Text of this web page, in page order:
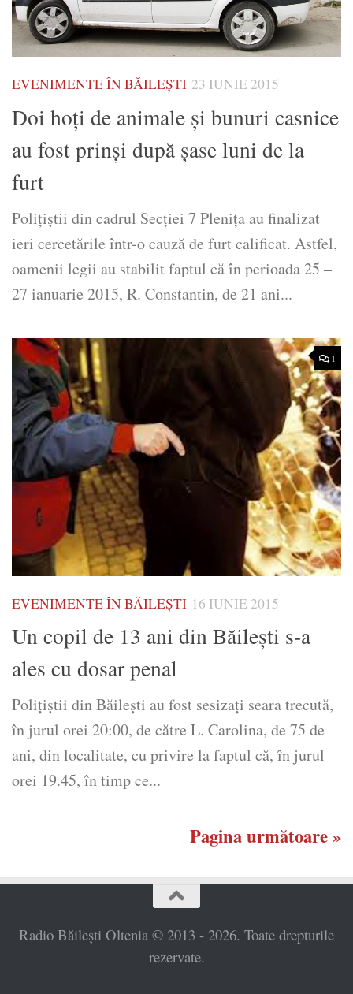
EVENIMENTE ÎN BĂILEȘTI 23 IUNIE 2015
Doi hoţi de animale şi bunuri casnice
au fost prinşi după şase luni de la
furt
Poliţiştii din cadrul Secţiei 7 Pleniţa au finalizat
ieri cercetările într-o cauză de furt calificat. Astfel,
oamenii legii au stabilit faptul că în perioada 25 –
27 ianuarie 2015, R. Constantin, de 21 ani...
1
EVENIMENTE ÎN BĂILEȘTI 16 IUNIE 2015
Un copil de 13 ani din Băileşti s-a
ales cu dosar penal
Polițiștii din Băilești au fost sesizați seara trecută,
în jurul orei 20:00, de către L. Carolina, de 75 de
ani, din localitate, cu privire la faptul că, în jurul
orei 19.45, în timp ce...
Pagina următoare »
Radio Băilești Oltenia © 2013 - 2026. Toate drepturile
rezervate.